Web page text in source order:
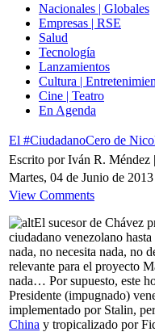
Nacionales | Globales
Empresas | RSE
Salud
Tecnología
Lanzamientos
Cultura |
Cine | Teatro
En Agenda
El #CiudadanoCero de
Escrito por Iván R. Méndez
Martes, 04 de Junio de
View Comments
El sucesor de Chávez
ciudadano venezolano
nada, no necesita nada, no
relevante para el proyecto
nada… Por supuesto, este
Presidente (impugnado)
implementado por Stalin,
China y tropicalizado por